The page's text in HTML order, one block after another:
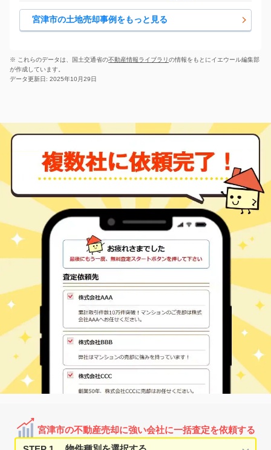
宮津市の土地売却事例をもっと見る
※ これらのデータは、国土交通省の不動産情報ライブラリの情報をもとにイエウール編集部
が作成しています。
データ更新日: 2025年10月29日
宮津市の不動産売却に強い会社に一括査定を依頼する